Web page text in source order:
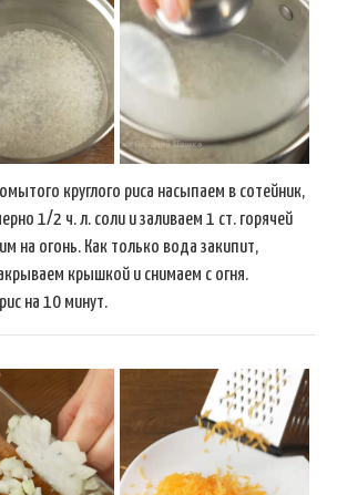
круглого риса насыпаем в сотейник,
1/2 ч. л. соли и заливаем 1 ст. горячей
на огонь. Как только вода закипит,
крышкой и снимаем с огня.
на 10 минут.